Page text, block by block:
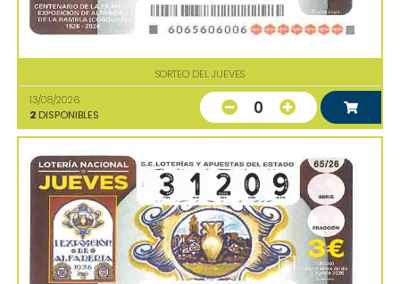
SORTEO DEL JUEVES
13/08/2026
2 DISPONIBLES 0